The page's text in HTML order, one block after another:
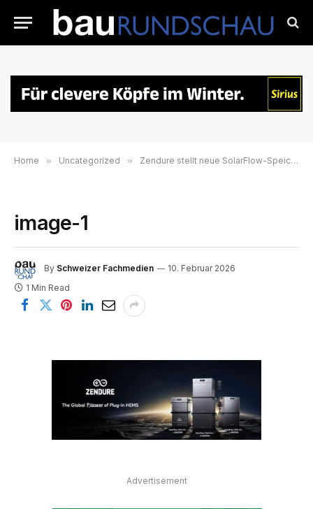
Home » Uncategorized » Zendure stellt neue SolarFlow-Speichersysteme vor und baut sein Energie-Ökosystem aus
image-1
By Schweizer Fachmedien
10. Februar 2026
1 Min Read
Advertisement